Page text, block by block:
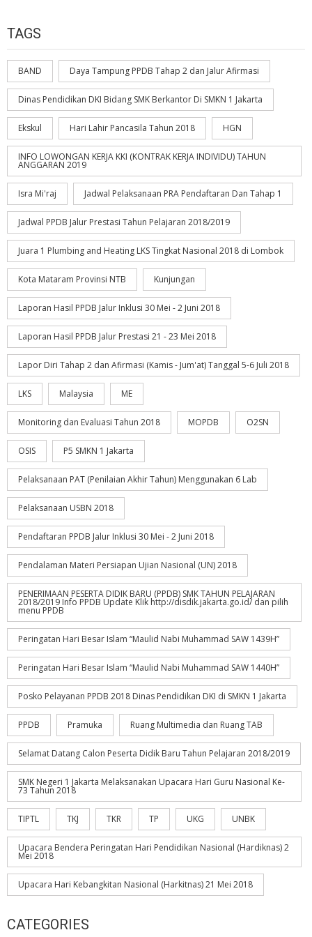
TAGS
BAND Daya Tampung PPDB Tahap 2 dan Jalur Afirmasi
Dinas Pendidikan DKI Bidang SMK Berkantor Di SMKN 1 Jakarta
Ekskul Hari Lahir Pancasila Tahun 2018 HGN
INFO LOWONGAN KERJA KKI (KONTRAK KERJA INDIVIDU) TAHUN
ANGGARAN 2019
Isra Mi'raj Jadwal Pelaksanaan PRA Pendaftaran Dan Tahap 1
Jadwal PPDB Jalur Prestasi Tahun Pelajaran 2018/2019
Juara 1 Plumbing and Heating LKS Tingkat Nasional 2018 di Lombok
Kota Mataram Provinsi NTB Kunjungan
Laporan Hasil PPDB Jalur Inklusi 30 Mei - 2 Juni 2018
Laporan Hasil PPDB Jalur Prestasi 21 - 23 Mei 2018
Lapor Diri Tahap 2 dan Afirmasi (Kamis - Jum'at) Tanggal 5-6 Juli 2018
LKS Malaysia ME
Monitoring dan Evaluasi Tahun 2018 MOPDB O2SN
OSIS P5 SMKN 1 Jakarta
Pelaksanaan PAT (Penilaian Akhir Tahun) Menggunakan 6 Lab
Pelaksanaan USBN 2018
Pendaftaran PPDB Jalur Inklusi 30 Mei - 2 Juni 2018
Pendalaman Materi Persiapan Ujian Nasional (UN) 2018
PENERIMAAN PESERTA DIDIK BARU (PPDB) SMK TAHUN PELAJARAN
2018/2019 Info PPDB Update Klik http://disdik.jakarta.go.id/ dan pilih
menu PPDB
Peringatan Hari Besar Islam “Maulid Nabi Muhammad SAW 1439H”
Peringatan Hari Besar Islam “Maulid Nabi Muhammad SAW 1440H”
Posko Pelayanan PPDB 2018 Dinas Pendidikan DKI di SMKN 1 Jakarta
PPDB Pramuka Ruang Multimedia dan Ruang TAB
Selamat Datang Calon Peserta Didik Baru Tahun Pelajaran 2018/2019
SMK Negeri 1 Jakarta Melaksanakan Upacara Hari Guru Nasional Ke-
73 Tahun 2018
TIPTL TKJ TKR TP UKG UNBK
Upacara Bendera Peringatan Hari Pendidikan Nasional (Hardiknas) 2
Mei 2018
Upacara Hari Kebangkitan Nasional (Harkitnas) 21 Mei 2018
CATEGORIES